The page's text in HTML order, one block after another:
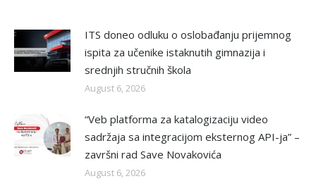
ITS doneo odluku o oslobađanju prijemnog
ispita za učenike istaknutih gimnazija i
srednjih stručnih škola
August 6, 2026
“Veb platforma za katalogizaciju video
sadržaja sa integracijom eksternog API-ja” –
završni rad Save Novakovića
August 6, 2026